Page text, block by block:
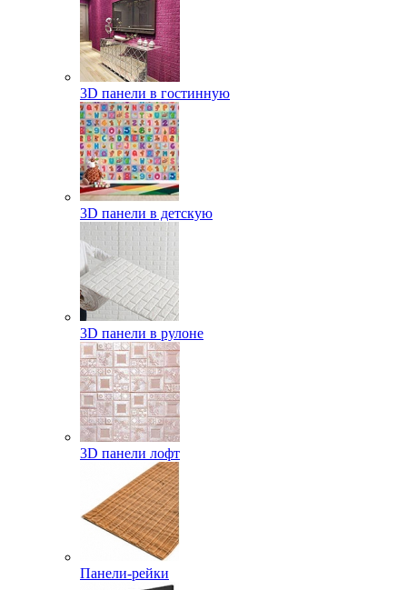
3D панели в гостинную
3D панели в детскую
3D панели в рулоне
3D панели лофт
Панели-рейки